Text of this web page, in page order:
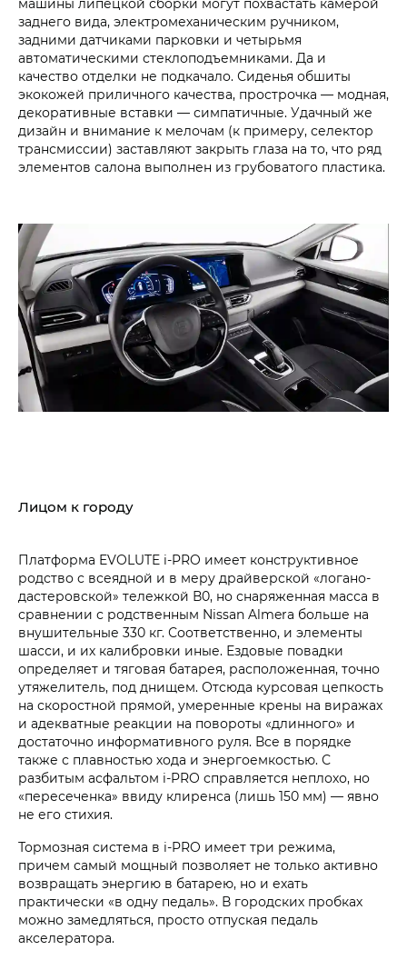
заднего вида, электромеханическим ручником,
задними датчиками парковки и четырьмя
автоматическими стеклоподъемниками. Да и
качество отделки не подкачало. Сиденья обшиты
экокожей приличного качества, прострочка — модная,
декоративные вставки — симпатичные. Удачный же
дизайн и внимание к мелочам (к примеру, селектор
трансмиссии) заставляют закрыть глаза на то, что ряд
элементов салона выполнен из грубоватого пластика.
Лицом к городу
Платформа EVOLUTE i‑PRO имеет конструктивное
родство с всеядной и в меру драйверской «логано-
дастеровской» тележкой В0, но снаряженная масса в
сравнении с родственным Nissan Almera больше на
внушительные 330 кг. Соответственно, и элементы
шасси, и их калибровки иные. Ездовые повадки
определяет и тяговая батарея, расположенная, точно
утяжелитель, под днищем. Отсюда курсовая цепкость
на скоростной прямой, умеренные крены на виражах
и адекватные реакции на повороты «длинного» и
достаточно информативного руля. Все в порядке
также с плавностью хода и энергоемкостью. С
разбитым асфальтом i‑PRO справляется неплохо, но
«пересеченка» ввиду клиренса (лишь 150 мм) — явно
не его стихия.
Тормозная система в i‑PRO имеет три режима,
причем самый мощный позволяет не только активно
возвращать энергию в батарею, но и ехать
практически «в одну педаль». В городских пробках
можно замедляться, просто отпуская педаль
акселератора.